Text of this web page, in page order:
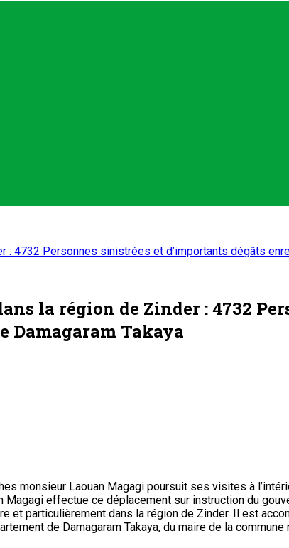
4732 Personnes sinistrées et d’importants dégâts
la région de Zinder : 4732
Damagaram Takaya
monsieur Laouan Magagi poursuit ses visites à
Magagi effectue ce déplacement sur instruction du
particulièrement dans la région de Zinder. Il est
de Damagaram Takaya, du maire de la